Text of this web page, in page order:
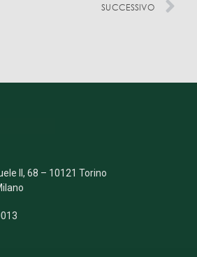
SUCCESSIVO
II, 68 – 10121 Torino